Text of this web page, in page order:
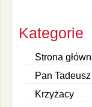
Kategorie
Strona
Pan Tadeusz
Krzyżacy